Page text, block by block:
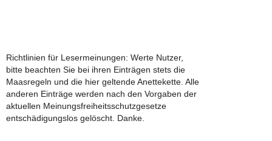
Richtlinien für Lesermeinungen: Werte Nutzer,
bitte beachten Sie bei ihren Einträgen stets die
Maasregeln und die hier geltende Anettekette. Alle
anderen Einträge werden nach den Vorgaben der
aktuellen Meinungsfreiheitsschutzgesetze
entschädigungslos gelöscht. Danke.